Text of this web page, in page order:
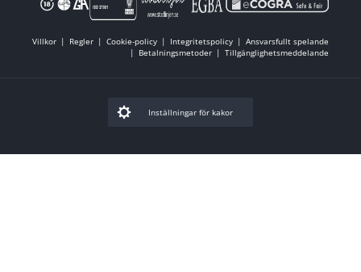
Villkor Regler Cookie-policy Integritetspolicy
Ansvarsfullt spelande
Betalningsmetoder
Tillgänglighetsmeddelande
Inställningar för kakor